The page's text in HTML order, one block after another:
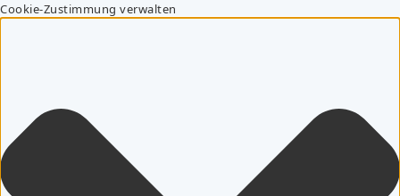
Cookie-Zustimmung verwalten